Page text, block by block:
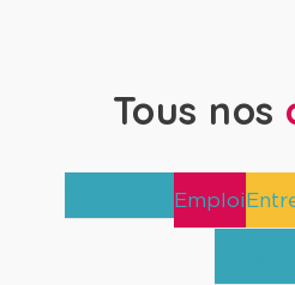
Tous nos
Emploi